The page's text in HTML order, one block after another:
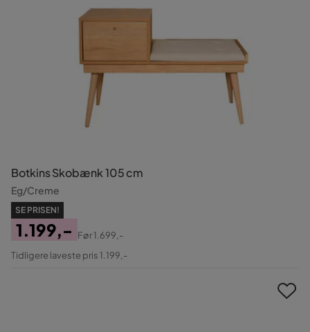
Botkins Skobænk 105 cm
Eg/Creme
SE PRISEN!
Pris
1.199,-
Original
Før1.699,-
Tidligere laveste pris 1.199,-